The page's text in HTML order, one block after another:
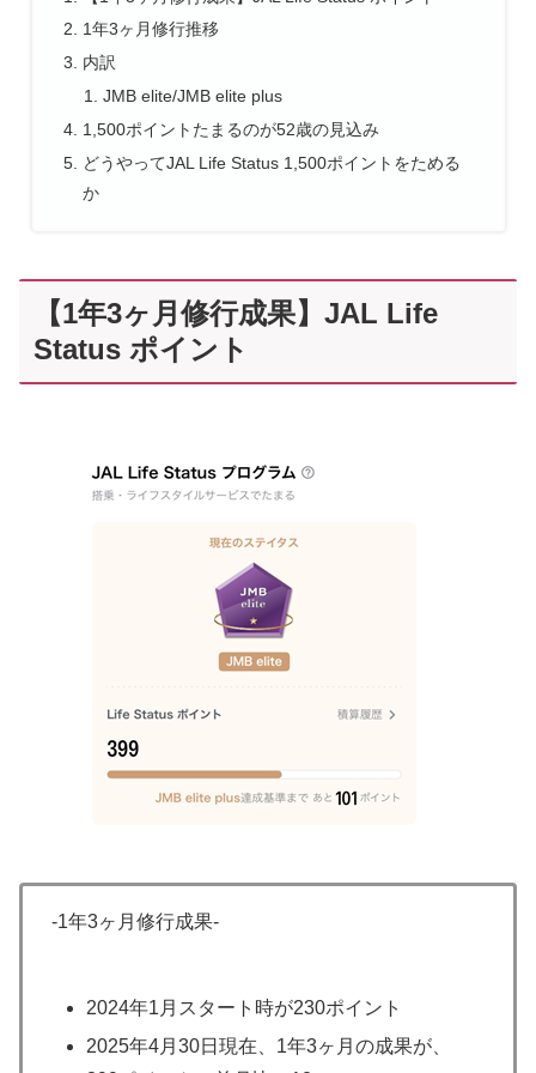
1年3ヶ月修行推移
内訳
JMB elite/JMB elite plus
1,500ポイントたまるのが52歳の見込み
どうやってJAL Life Status 1,500ポイントをためる
か
【1年3ヶ月修行成果】JAL Life
Status ポイント
-1年3ヶ月修行成果-
2024年1月スタート時が230ポイント
2025年4月30日現在、1年3ヶ月の成果が、